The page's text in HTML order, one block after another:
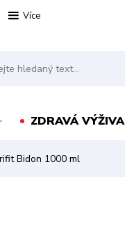
Více
ZDRAVÁ VÝŽIVA
Bidon 1000 ml